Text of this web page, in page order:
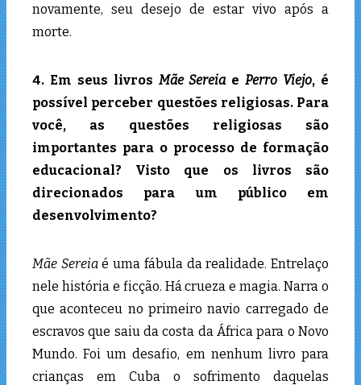
novamente, seu desejo de estar vivo após a
morte.
4. Em seus livros Mãe SereiaePerro Viejo, é
possível perceber questões religiosas. Para
você, as questões religiosas são
importantes para o processo de formação
educacional? Visto que os livros são
direcionados para um público em
desenvolvimento?
Mãe Sereiaé uma fábula da realidade. Entrelaço
nele história e ficção. Há crueza e magia. Narra o
que aconteceu no primeiro navio carregado de
escravos que saiu da costa da África para o Novo
Mundo. Foi um desafio, em nenhum livro para
crianças em Cuba o sofrimento daquelas